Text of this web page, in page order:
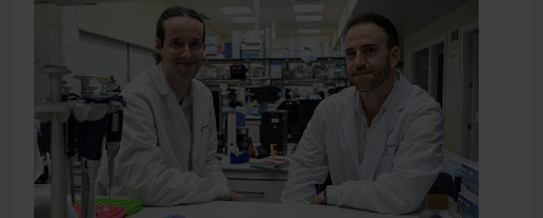
Directori
Español
English